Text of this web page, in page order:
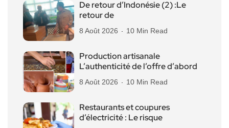
De retour d’Indonésie (2) :Le
retour de
8 Août 2026 10 Min Read
Production artisanale
L’authenticité de l’offre d’abord
8 Août 2026 10 Min Read
Restaurants et coupures
d’électricité : Le risque